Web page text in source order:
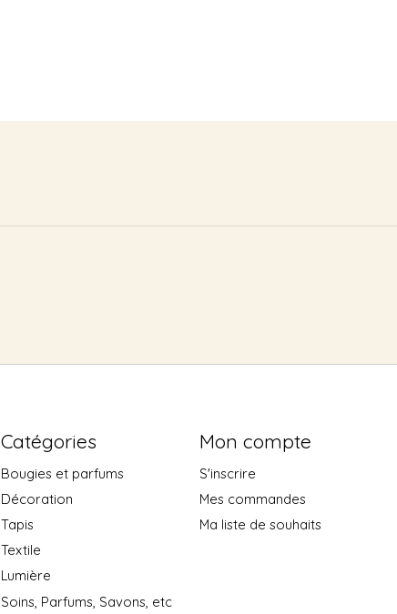
Catégories
Bougies et parfums
Décoration
Tapis
Textile
Lumière
Soins, Parfums, Savons, etc
Mon compte
S'inscrire
Mes commandes
Ma liste de souhaits